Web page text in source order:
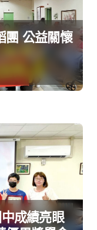
團 公益關懷
成績亮眼